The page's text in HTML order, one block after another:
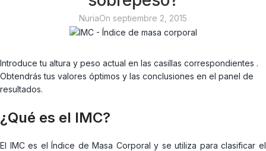
NuriaOn septiembre 2, 2015
Introduce tu altura y peso actual en las casillas correspondientes .
Obtendrás tus valores óptimos y las conclusiones en el panel de
resultados.
¿Qué es el IMC?
El IMC es el Índice de Masa Corporal y se utiliza para clasificar el